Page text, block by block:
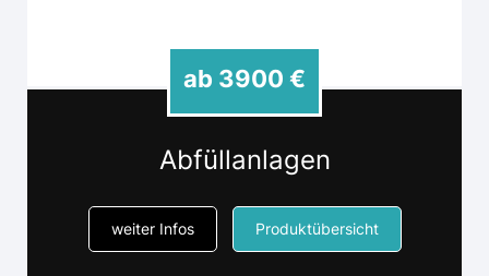
Abfüllanlagen
weiter Infos Produktübersicht
ab 3900 €